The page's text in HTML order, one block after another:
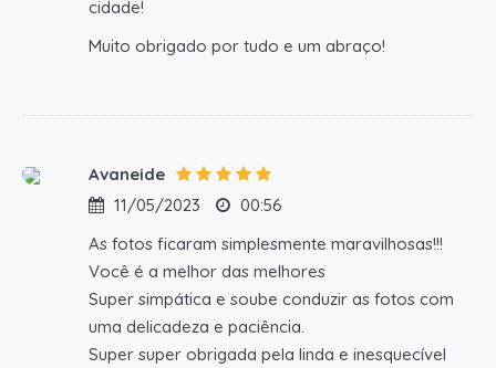
cidade!
Muito obrigado por tudo e um abraço!
Avaneide
11/05/2023
00:56
As fotos ficaram simplesmente maravilhosas!!!
Você é a melhor das melhores
Super simpática e soube conduzir as fotos com
uma delicadeza e paciência.
Super super obrigada pela linda e inesquecível